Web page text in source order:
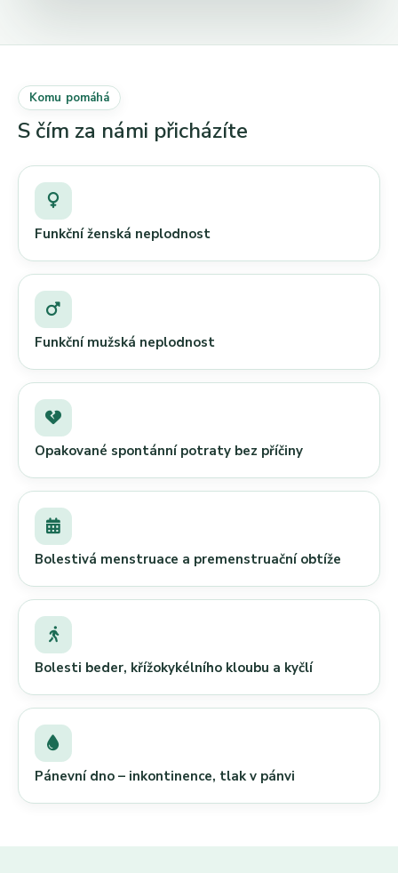
Komu pomáhá
S čím za námi přicházíte
Funkční ženská neplodnost
Funkční mužská neplodnost
Opakované spontánní potraty bez příčiny
Bolestivá menstruace a premenstruační obtíže
Bolesti beder, křížokykélního kloubu a kyčlí
Pánevní dno – inkontinence, tlak v pánvi